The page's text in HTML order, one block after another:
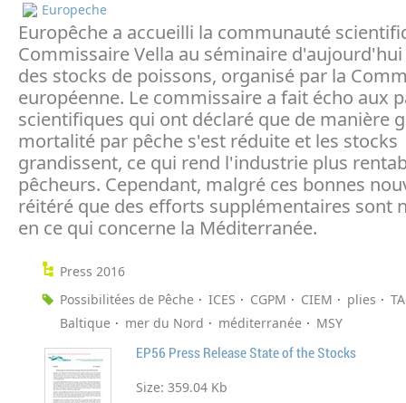
Europeche
Europêche a accueilli la communauté
Commissaire Vella au séminaire
des stocks de poissons, organisé par la
européenne. Le commissaire a fait écho aux
scientifiques qui ont déclaré que de manière
mortalité par pêche s'est réduite et les stocks
grandissent, ce qui rend l'industrie plus
pêcheurs. Cependant, malgré ces bonnes
réitéré que des efforts supplémentaires sont
en ce qui concerne la Méditerranée.
Press 2016
Possibilitées de Pêche
ICES CGPM CIEM plies
Baltique
mer du Nord méditerranée MSY
EP56 Press Release State of the Stocks
Size: 359.04 Kb